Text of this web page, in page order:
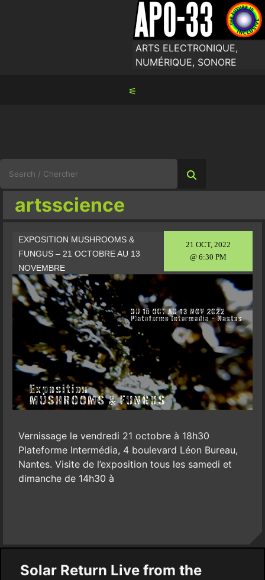
ARTS ELECTRONIQUE,
NUMÉRIQUE, SONORE
⚟
for:
artsscience
21 OCT, 2022
@ 6:30 PM
EXPOSITION MUSHROOMS &
FUNGUS – 21 OCTOBRE AU 13
NOVEMBRE
Vernissage le vendredi 21 octobre à 18h30
Plateforme Intermédia, 4 boulevard Léon Bureau,
Nantes. Visite de l’exposition tous les samedi et
dimanche de 14h30 à
Solar Return Live from the